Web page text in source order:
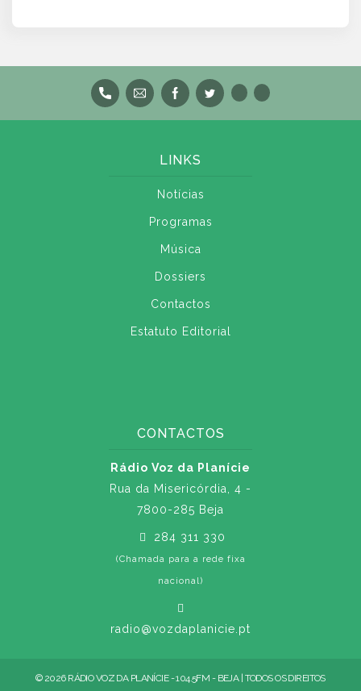
LINKS
Notícias
Programas
Música
Dossiers
Contactos
Estatuto Editorial
CONTACTOS
Rádio Voz da Planície
Rua da Misericórdia, 4 -
7800-285 Beja
284 311 330
(Chamada para a rede fixa
nacional)
radio@vozdaplanicie.pt
© 2026 RÁDIO VOZ DA PLANÍCIE - 104.5FM - BEJA | TODOS OS DIREITOS